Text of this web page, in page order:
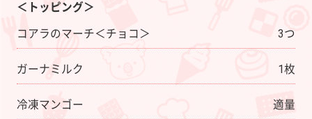
＜トッピング＞
コアラのマーチ＜チョコ＞
3つ
ガーナミルク 1枚
冷凍マンゴー 適量